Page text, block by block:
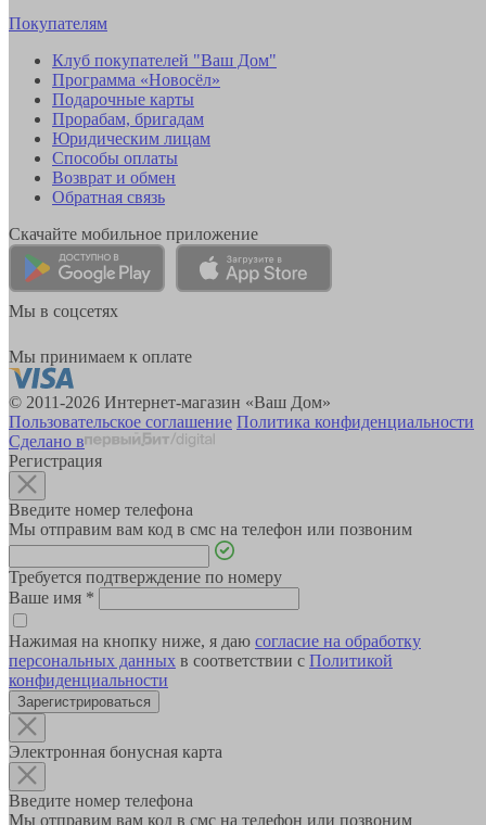
Покупателям
Клуб покупателей "Ваш Дом"
Программа «Новосёл»
Подарочные карты
Прорабам, бригадам
Юридическим лицам
Способы оплаты
Возврат и обмен
Обратная связь
Скачайте мобильное приложение
Мы в соцсетях
Мы принимаем к оплате
© 2011-2026 Интернет-магазин «Ваш Дом»
Пользовательское соглашение Политика конфиденциальности
Сделано в
Регистрация
Введите номер телефона
Мы отправим вам код в смс на телефон или позвоним
Требуется подтверждение по номеру
Ваше имя *
Нажимая на кнопку ниже, я даю согласие на обработку
персональных данных в соответствии с Политикой
конфиденциальности
Зарегистрироваться
Электронная бонусная карта
Введите номер телефона
Мы отправим вам код в смс на телефон или позвоним